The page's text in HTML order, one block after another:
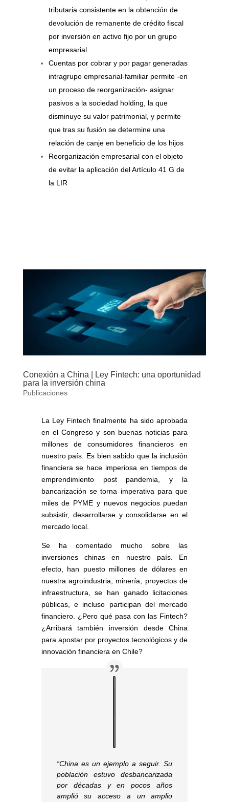
tributaria consistente en la obtención de
devolución de remanente de crédito fiscal
por inversión en activo fijo por un grupo
empresarial
Cuentas por cobrar y por pagar generadas
intragrupo empresarial-familiar permite -en
un proceso de reorganización- asignar
pasivos a la sociedad holding, la que
disminuye su valor patrimonial, y permite
que tras su fusión se determine una
relación de canje en beneficio de los hijos
Reorganización empresarial con el objeto
de evitar la aplicación del Artículo 41 G de
la LIR
Conexión a China | Ley Fintech: una oportunidad
para la inversión china
Publicaciones
La Ley Fintech finalmente ha sido aprobada
en el Congreso y son buenas noticias para
millones de consumidores financieros en
nuestro país. Es bien sabido que la inclusión
financiera se hace imperiosa en tiempos de
emprendimiento post pandemia, y la
bancarización se torna imperativa para que
miles de PYME y nuevos negocios puedan
subsistir, desarrollarse y consolidarse en el
mercado local.
Se ha comentado mucho sobre las
inversiones chinas en nuestro país. En
efecto, han puesto millones de dólares en
nuestra agroindustria, minería, proyectos de
infraestructura, se han ganado licitaciones
públicas, e incluso participan del mercado
financiero. ¿Pero qué pasa con las Fintech?
¿Arribará también inversión desde China
para apostar por proyectos tecnológicos y de
innovación financiera en Chile?
“China es un ejemplo a seguir. Su
población estuvo desbancarizada
por décadas y en pocos años
amplió su acceso a un amplio